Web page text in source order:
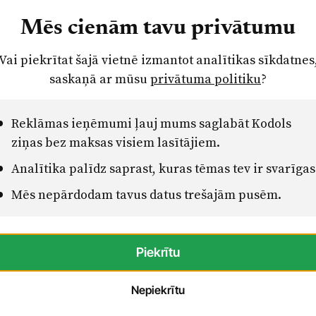
Latvijā un ārvalstīs, tostarp
ka Latvija veikusi iemaksu enerģētikas
palīdzības veidus.
apspriesti arī Eiropas Savienības (ES)
budžetu un Latvijas interešu koordinētu
tiešmaksājumu, lauksaimniecības atbalsta
un taisnīgu nosacījumu nodrošināšanu,
stingrākas migrācijas politikas ES
Mārtiņš Drēģeris, tikšanās laikā
Ukrainai, tai skaitā mēģinot iznīcināt
ciešanas iedzīvotājiem.
nav gatava mieram, tāpēc jāturpina
Mēs cienām tavu privātumu
piekrītat šajā vietnē izmantot analītikas
saskaņā ar mūsu privātuma politiku?
Reklāmas ieņēmumi ļauj mums saglabāt Kodols
ziņas bez maksas visiem lasītājiem.
Analītika palīdz saprast, kuras tēmas tev ir
Mēs nepārdodam tavus datus trešajām pusēm.
Piekrītu
Nepiekrītu